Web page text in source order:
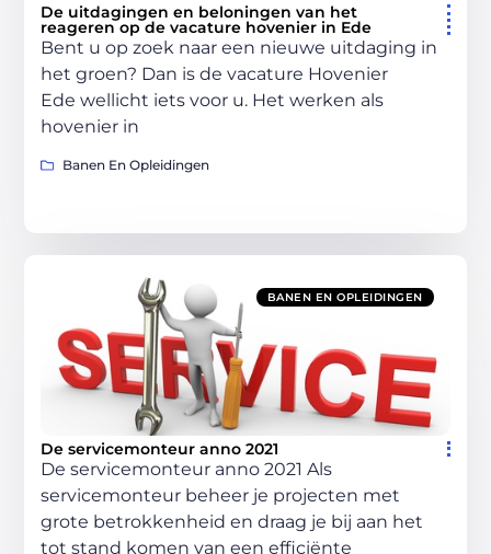
De uitdagingen en beloningen van het
reageren op de vacature hovenier in Ede
Bent u op zoek naar een nieuwe uitdaging in
het groen? Dan is de vacature Hovenier
Ede wellicht iets voor u. Het werken als
hovenier in
Banen En Opleidingen
BANEN EN OPLEIDINGEN
De servicemonteur anno 2021
De servicemonteur anno 2021 Als
servicemonteur beheer je projecten met
grote betrokkenheid en draag je bij aan het
tot stand komen van een efficiënte